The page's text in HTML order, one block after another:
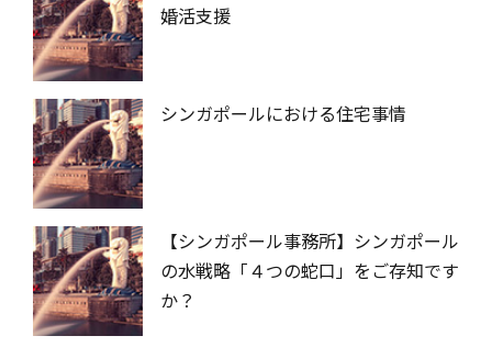
婚活支援
シンガポールにおける住宅事情
【シンガポール事務所】シンガポール
の水戦略「４つの蛇口」をご存知です
か？